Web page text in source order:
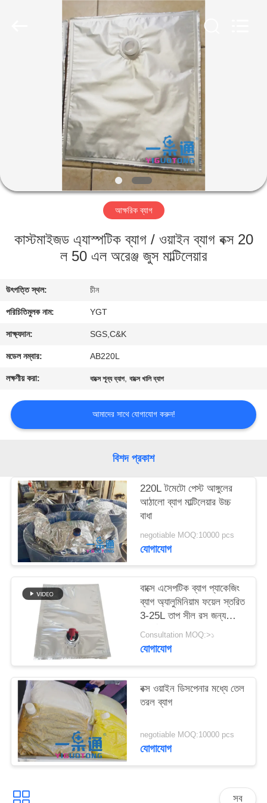
VR
প্রদর্শন
আমাদের
কারখানা
ভ্রমণ
মান
নিয়ন্ত্রণ
যোগাযোগ
করুন
কেস
সাইট
ম্যাপ
PRIVACY
POLICY
আক্ষরিক ব্যাগ
কাস্টমাইজড এ্যাস্পটিক ব্যাগ / ওয়াইন ব্যাগ বক্স 20
ল 50 এল অরেঞ্জ জুস মাল্টিলেয়ার
উৎপত্তি স্থল: চীন
পরিচিতিমুলক নাম: YGT
সাক্ষ্যদান: SGS,C&K
মডেল নম্বার: AB220L
লক্ষণীয় করা: বাক্সে শূন্য ব্যাগ,বাক্সে খালি ব্যাগ
আমাদের সাথে যোগাযোগ করুন!
বিশদ প্রকাশ
220L টমেটো পেস্ট আঙ্গুলের
আঠালো ব্যাগ মাল্টিলেয়ার উচ্চ
বাধা
negotiable MOQ:10000 pcs
যোগাযোগ
বাক্সে এসেপটিক ব্যাগ প্যাকেজিং
ব্যাগ অ্যালুমিনিয়াম ফয়েল স্তরিত
3-25L তাপ সীল রস জন্য
আর্দ্রতা প্রতিরোধী দুধ পিউরি সস
এবং পানীয়
Consultation MOQ:>১
যোগাযোগ
বক্স ওয়াইন ডিসপেনার মধ্যে তেল
তরল ব্যাগ
negotiable MOQ:10000 pcs
যোগাযোগ
সব